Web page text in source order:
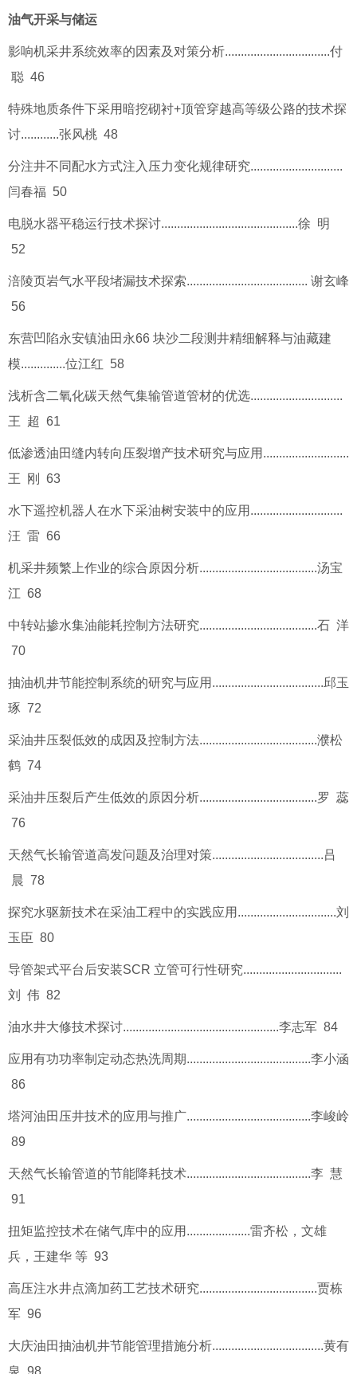
油气开采与储运
影响机采井系统效率的因素及对策分析.................................付
聪 46
特殊地质条件下采用暗挖砌衬+顶管穿越高等级公路的技术探
讨............张风桃 48
分注井不同配水方式注入压力变化规律研究.............................
闫春福 50
电脱水器平稳运行技术探讨...........................................徐 明
52
涪陵页岩气水平段堵漏技术探索...................................... 谢玄峰
56
东营凹陷永安镇油田永66 块沙二段测井精细解释与油藏建
模..............位江红 58
浅析含二氧化碳天然气集输管道管材的优选.............................
王 超 61
低渗透油田缝内转向压裂增产技术研究与应用...........................
王 刚 63
水下遥控机器人在水下采油树安装中的应用.............................
汪 雷 66
机采井频繁上作业的综合原因分析.....................................汤宝
江 68
中转站掺水集油能耗控制方法研究.....................................石 洋
70
抽油机井节能控制系统的研究与应用...................................邱玉
琢 72
采油井压裂低效的成因及控制方法.....................................濮松
鹤 74
采油井压裂后产生低效的原因分析.....................................罗 蕊
76
天然气长输管道高发问题及治理对策...................................吕
晨 78
探究水驱新技术在采油工程中的实践应用...............................刘
玉臣 80
导管架式平台后安装SCR 立管可行性研究...............................
刘 伟 82
油水井大修技术探讨.................................................李志军 84
应用有功功率制定动态热洗周期.......................................李小涵
86
塔河油田压井技术的应用与推广.......................................李峻岭
89
天然气长输管道的节能降耗技术.......................................李 慧
91
扭矩监控技术在储气库中的应用....................雷齐松，文雄
兵，王建华 等 93
高压注水井点滴加药工艺技术研究.....................................贾栋
军 96
大庆油田抽油机井节能管理措施分析...................................黄有
泉 98